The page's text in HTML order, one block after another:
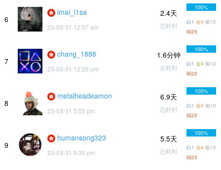
6
imai_l1sa
23-03-31 12:57 am
2.4天
总耗时
100%
白1 金4 银10
铜25
7
chang_1888
23-03-31 12:26 pm
1.6分钟
总耗时
100%
白1 金4 银10
铜25
8
metalheadeamon
23-03-31 5:55 pm
6.9天
总耗时
100%
白1 金4 银10
铜25
9
humansong323
23-03-31 9:30 pm
5.5天
总耗时
100%
白1 金4 银10
铜25